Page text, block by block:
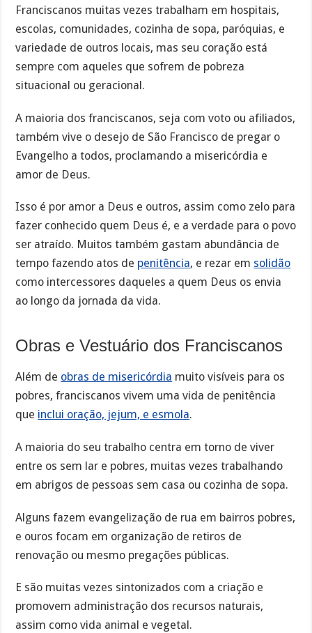
Franciscanos muitas vezes trabalham em hospitais,
escolas, comunidades, cozinha de sopa, paróquias, e
variedade de outros locais, mas seu coração está
sempre com aqueles que sofrem de pobreza
situacional ou geracional.
A maioria dos franciscanos, seja com voto ou afiliados,
também vive o desejo de São Francisco de pregar o
Evangelho a todos, proclamando a misericórdia e
amor de Deus.
Isso é por amor a Deus e outros, assim como zelo para
fazer conhecido quem Deus é, e a verdade para o povo
ser atraído. Muitos também gastam abundância de
tempo fazendo atos de penitência, e rezar em solidão
como intercessores daqueles a quem Deus os envia
ao longo da jornada da vida.
Obras e Vestuário dos Franciscanos
Além de obras de misericórdia muito visíveis para os
pobres, franciscanos vivem uma vida de penitência
que inclui oração, jejum, e esmola.
A maioria do seu trabalho centra em torno de viver
entre os sem lar e pobres, muitas vezes trabalhando
em abrigos de pessoas sem casa ou cozinha de sopa.
Alguns fazem evangelização de rua em bairros pobres,
e ouros focam em organização de retiros de
renovação ou mesmo pregações públicas.
E são muitas vezes sintonizados com a criação e
promovem administração dos recursos naturais,
assim como vida animal e vegetal.